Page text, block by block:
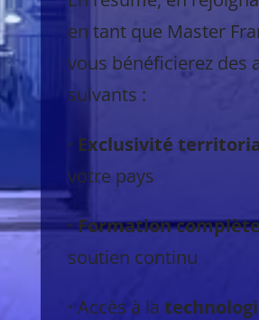
en tant que Master
vous bénéficierez des
suivants :
· Exclusivité
votre pays
· Formation
soutien continu
· Accès à la